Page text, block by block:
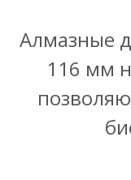
Алмазные
116 мм